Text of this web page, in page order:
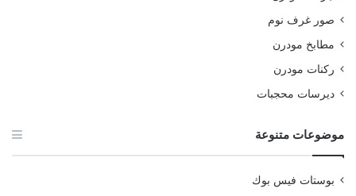
صور غرف نوم
مطابخ مودرن
ركنات مودرن
ديرسات محجبات
موضوعات متنوعة
بوستات فيس بوك